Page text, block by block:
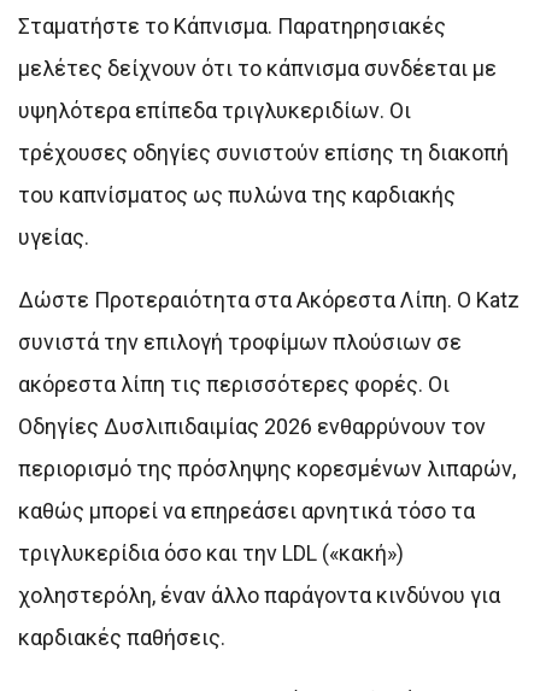
Σταματήστε το Κάπνισμα. Παρατηρησιακές
μελέτες δείχνουν ότι το κάπνισμα συνδέεται με
υψηλότερα επίπεδα τριγλυκεριδίων. Οι
τρέχουσες οδηγίες συνιστούν επίσης τη διακοπή
του καπνίσματος ως πυλώνα της καρδιακής
υγείας.
Δώστε Προτεραιότητα στα Ακόρεστα Λίπη. Ο Katz
συνιστά την επιλογή τροφίμων πλούσιων σε
ακόρεστα λίπη τις περισσότερες φορές. Οι
Οδηγίες Δυσλιπιδαιμίας 2026 ενθαρρύνουν τον
περιορισμό της πρόσληψης κορεσμένων λιπαρών,
καθώς μπορεί να επηρεάσει αρνητικά τόσο τα
τριγλυκερίδια όσο και την LDL («κακή»)
χοληστερόλη, έναν άλλο παράγοντα κινδύνου για
καρδιακές παθήσεις.